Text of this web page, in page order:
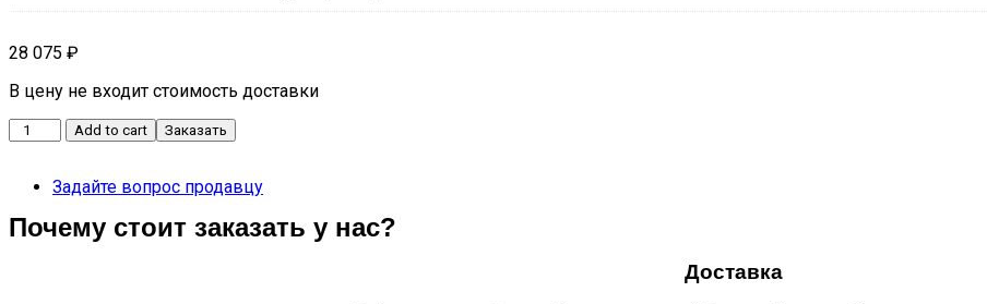
28 075 ₽
В цену не входит стоимость доставки
Блок
управления
безопасности
J60-
Add to cart Заказать
Задайте вопрос продавцу
Почему стоит заказать у нас?
Доставка